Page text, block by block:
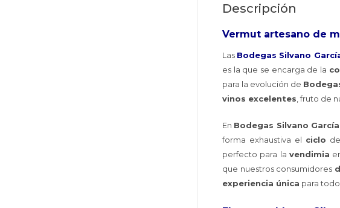
Descripción
Vermut artesano de
Las Bodegas Silvano
es la que se encarga de la
para la evolución de
vinos excelentes , fruto de
En Bodegas Silvano García
forma exhaustiva el ciclo de
perfecto para la vendimia
que nuestros consumidores
experiencia única para